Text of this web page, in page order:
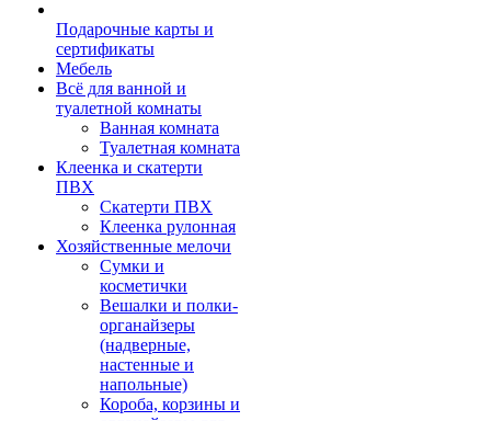
Подарочные карты и
сертификаты
Мебель
Всё для ванной и
туалетной комнаты
Ванная комната
Туалетная комната
Клеенка и скатерти
ПВХ
Скатерти ПВХ
Клеенка рулонная
Хозяйственные мелочи
Сумки и
косметички
Вешалки и полки-
органайзеры
(надверные,
настенные и
напольные)
Короба, корзины и